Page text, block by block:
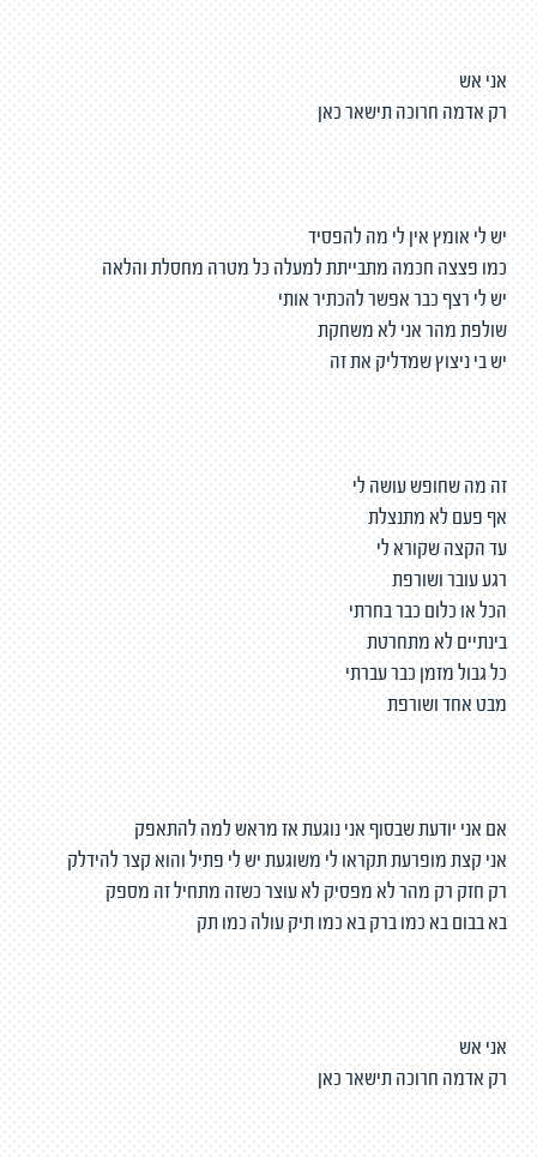
אני אש
רק אדמה חרוכה תישאר כאן
יש לי אומץ אין לי מה להפסיד
כמו פצצה חכמה מתבייתת למעלה כל מטרה מחסלת והלאה
יש לי רצף כבר אפשר להכתיר אותי
שולפת מהר אני לא משחקת
יש בי ניצוץ שמדליק את זה
זה מה שחופש עושה לי
אף פעם לא מתנצלת
עד הקצה שקורא לי
רגע עובר ושורפת
הכל או כלום כבר בחרתי
בינתיים לא מתחרטת
כל גבול מזמן כבר עברתי
מבט אחד ושורפת
אם אני יודעת שבסוף אני נוגעת אז מראש למה להתאפק
אני קצת מופרעת תקראו לי משוגעת יש לי פתיל והוא קצר להידלק
רק חזק רק מהר לא מפסיק לא עוצר כשזה מתחיל זה מספק
בא בבום בא כמו ברק בא כמו תיק עולה כמו תק
אני אש
רק אדמה חרוכה תישאר כאן